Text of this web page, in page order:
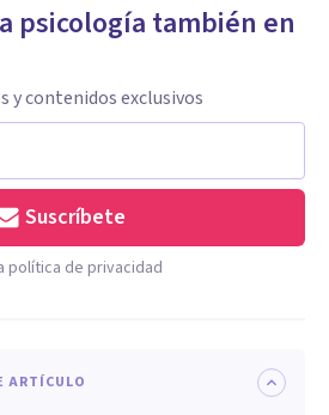
psicología también en
y contenidos exclusivos
Suscríbete
política de privacidad
ARTÍCULO